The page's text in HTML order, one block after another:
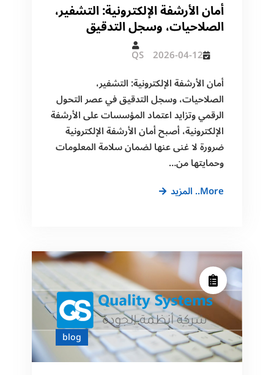
أمان الأرشفة الإلكترونية: التشفير،
الصلاحيات، وسجل التدقيق
2026-04-12
QS
أمان الأرشفة الإلكترونية: التشفير،
الصلاحيات، وسجل التدقيق في عصر التحول
الرقمي وتزايد اعتماد المؤسسات على الأرشفة
الإلكترونية، أصبح أمان الأرشفة الإلكترونية
ضرورة لا غنى عنها لضمان سلامة المعلومات
وحمايتها من…
More.. المزيد
أمان
الصلاحيات،
وسجل
التدقيق
blog